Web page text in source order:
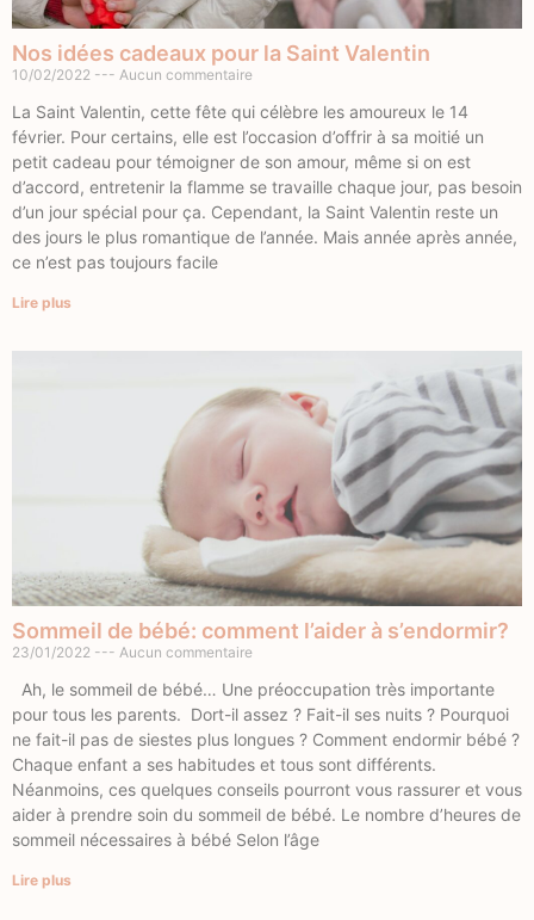
Nos idées cadeaux pour la Saint Valentin
10/02/2022 Aucun commentaire
La Saint Valentin, cette fête qui célèbre les amoureux le 14
février. Pour certains, elle est l’occasion d’offrir à sa moitié un
petit cadeau pour témoigner de son amour, même si on est
d’accord, entretenir la flamme se travaille chaque jour, pas besoin
d’un jour spécial pour ça. Cependant, la Saint Valentin reste un
des jours le plus romantique de l’année. Mais année après année,
ce n’est pas toujours facile
Lire plus
Sommeil de bébé: comment l’aider à s’endormir?
23/01/2022 Aucun commentaire
Ah, le sommeil de bébé… Une préoccupation très importante
pour tous les parents. Dort-il assez ? Fait-il ses nuits ? Pourquoi
ne fait-il pas de siestes plus longues ? Comment endormir bébé ?
Chaque enfant a ses habitudes et tous sont différents.
Néanmoins, ces quelques conseils pourront vous rassurer et vous
aider à prendre soin du sommeil de bébé. Le nombre d’heures de
sommeil nécessaires à bébé Selon l’âge
Lire plus